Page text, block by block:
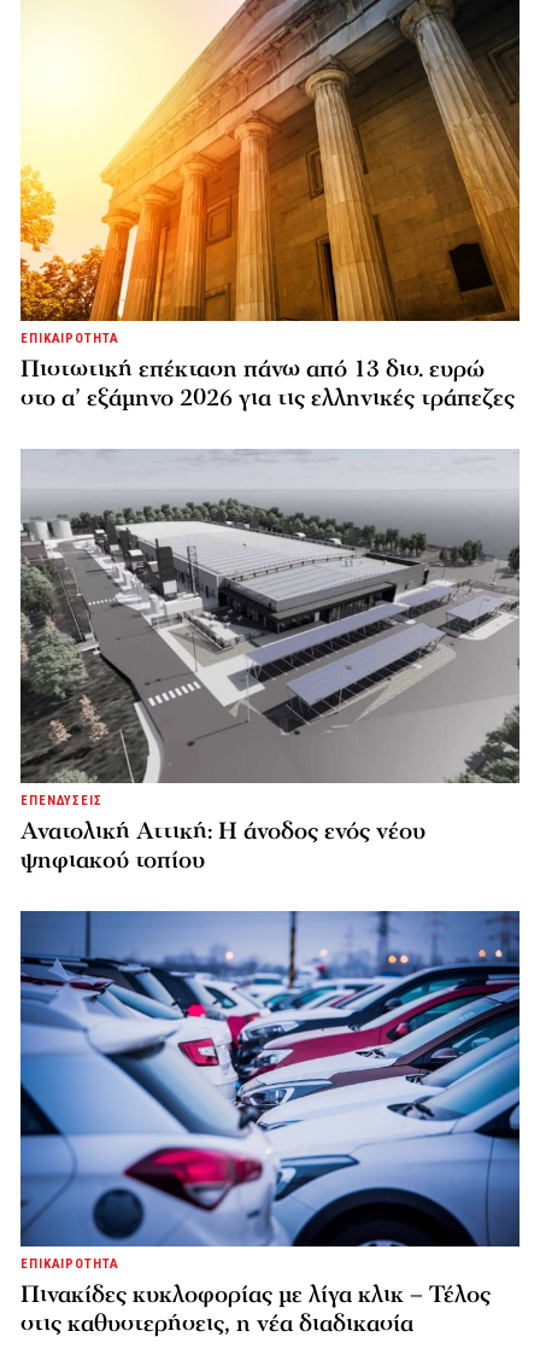
ΕΠΙΚΑΙΡΟΤΗΤΑ
Πιστωτική επέκταση πάνω από 13 δισ. ευρώ
στο α’ εξάμηνο 2026 για τις ελληνικές τράπεζες
ΕΠΕΝΔΥΣΕΙΣ
Ανατολική Αττική: Η άνοδος ενός νέου
ψηφιακού τοπίου
ΕΠΙΚΑΙΡΟΤΗΤΑ
Πινακίδες κυκλοφορίας με λίγα κλικ – Τέλος
στις καθυστερήσεις, η νέα διαδικασία